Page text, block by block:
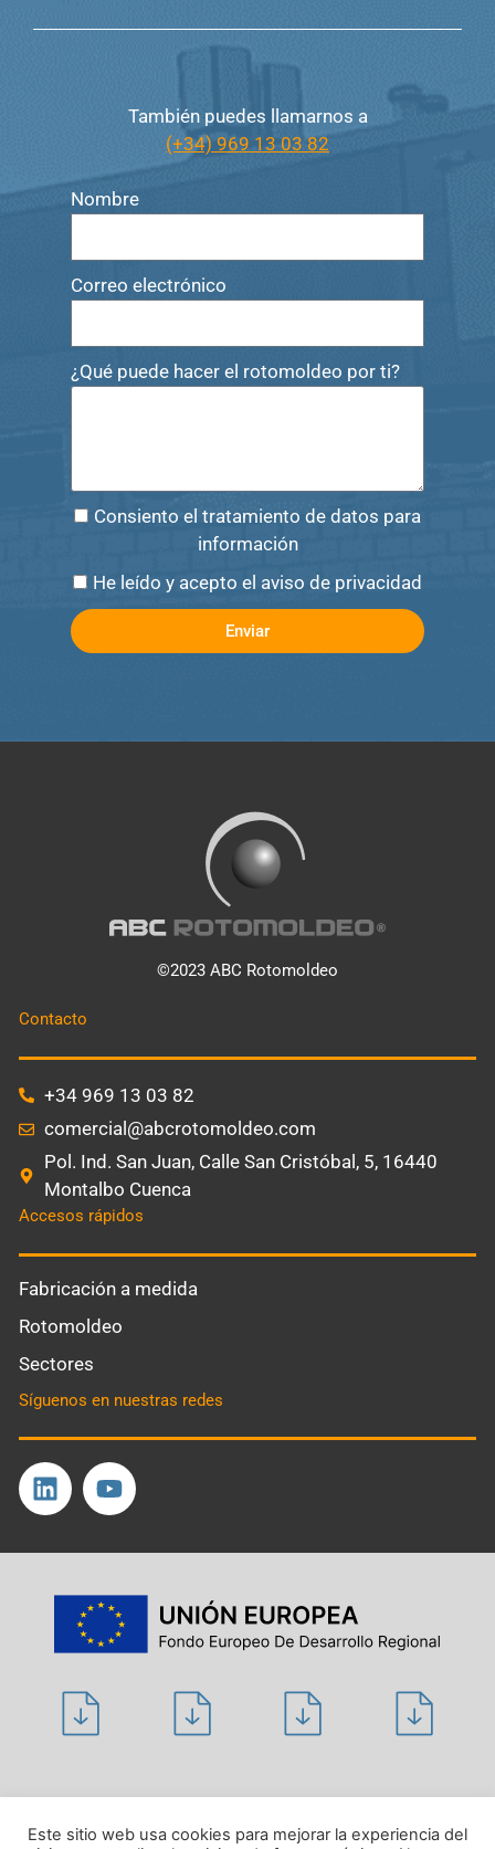
También puedes llamarnos a
(+34) 969 13 03 82
Nombre
Correo electrónico
¿Qué puede hacer el rotomoldeo por ti?
Consiento el tratamiento de datos para
información
He leído y acepto el aviso de privacidad
Enviar
©2023 ABC Rotomoldeo
Contacto
+34 969 13 03 82
comercial@abcrotomoldeo.com
Pol. Ind. San Juan, Calle San Cristóbal, 5, 16440
Montalbo Cuenca
Accesos rápidos
Fabricación a medida
Rotomoldeo
Sectores
Síguenos en nuestras redes
Este sitio web usa cookies para mejorar la experiencia del